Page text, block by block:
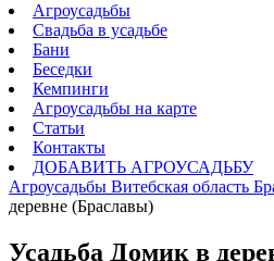
Агроусадьбы
Свадьба в усадьбе
Бани
Беседки
Кемпинги
Агроусадьбы на карте
Статьи
Контакты
ДОБАВИТЬ АГРОУСАДЬБУ
Агроусадьбы Витебская область
деревне (Браславы)
Усадьба Домик в